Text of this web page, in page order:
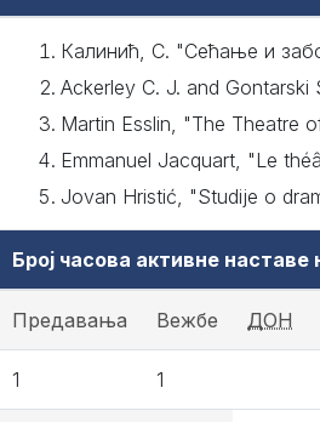
Калинић, С. "Сећање и
Ackerley C. J. and
Martin Esslin, "The Theatre
Emmanuel Jacquart, "Le
Jovan Hristić, "Studije o
Број часова активне
Предавања Вежбе ДОН
1 1